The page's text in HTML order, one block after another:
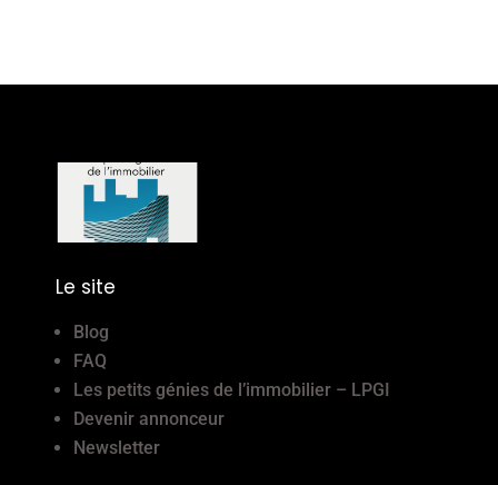
Le site
Blog
FAQ
Les petits génies de l’immobilier – LPGI
Devenir annonceur
Newsletter